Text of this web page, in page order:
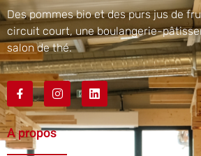
Des pommes bio et des purs jus de
circuit court, une boulangerie-
salon de thé.
A propos